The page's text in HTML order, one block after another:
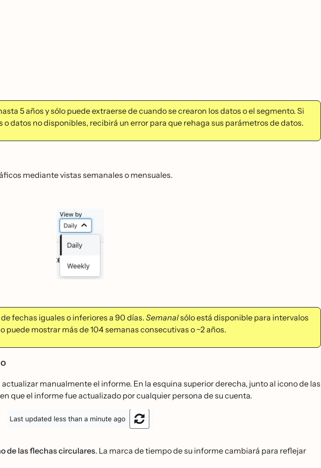
5 años y sólo puede extraerse de cuando se crearon los datos o el segmento. Si
datos no disponibles, recibirá un error para que rehaga sus parámetros de datos.
mediante vistas semanales o mensuales.
fechas iguales o inferiores a 90 días. Semanalsólo está disponible para intervalos
puede mostrar más de 104 semanas consecutivas o ~2 años.
manualmente el informe. En la esquina superior derecha, junto al icono de las
que el informe fue actualizado por cualquier persona de su cuenta.
de las flechas circulares. La marca de tiempo de su informe cambiará para reflejar